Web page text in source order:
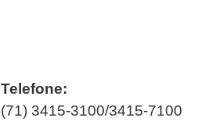
Telefone:
(71) 3415-3100/3415-7100